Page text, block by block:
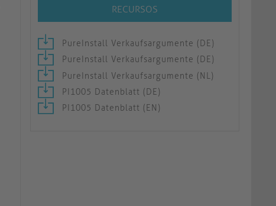
RECURSOS
PureInstall Verkaufsargumente (DE)
PureInstall Verkaufsargumente (DE)
PureInstall Verkaufsargumente (NL)
PI1005 Datenblatt (DE)
PI1005 Datenblatt (EN)